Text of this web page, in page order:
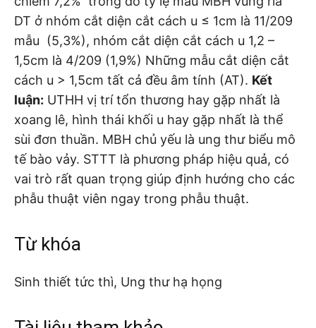
DT ở nhóm cắt diện cắt cách u ≤ 1cm là 11/209
mẫu (5,3%), nhóm cắt diện cắt cách u 1,2 –
1,5cm là 4/209 (1,9%) Những mẫu cắt diện cắt
cách u > 1,5cm tất cả đều âm tính (AT). Kết
luận: UTHH vị trí tổn thương hay gặp nhất là
xoang lê, hình thái khối u hay gặp nhất là thể
sùi đơn thuần. MBH chủ yếu là ung thư biểu mô
tế bào vảy. STTT là phương pháp hiệu quả, có
vai trò rất quan trọng giúp định hướng cho các
phẫu thuật viên ngay trong phẫu thuật.
Từ khóa
Sinh thiết tức thì, Ung thư hạ họng